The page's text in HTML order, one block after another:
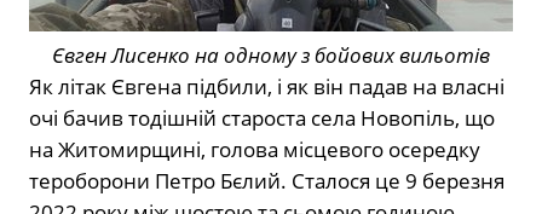
Євген Лисенко на одному з бойових вильотів
Як літак Євгена підбили, і як він падав на власні
очі бачив тодішній староста села Новопіль, що
на Житомирщині, голова місцевого осередку
тероборони Петро Бєлий. Сталося це 9 березня